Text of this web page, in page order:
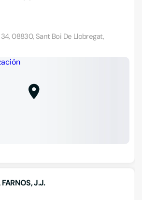
08830, Sant Boi De Llobregat,
J.J.